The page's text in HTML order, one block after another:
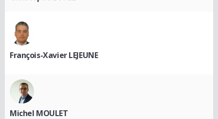
François-Xavier LEJEUNE
Michel MOULET